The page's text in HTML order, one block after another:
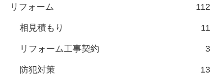
リフォーム 112
相見積もり 11
リフォーム工事契約 3
防犯対策 13